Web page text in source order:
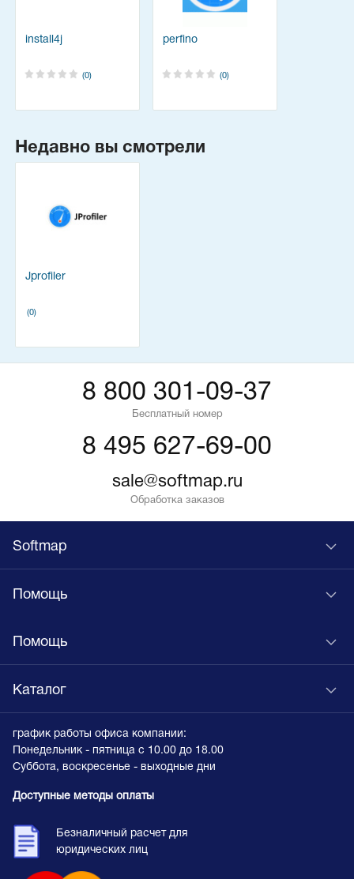
install4j
(0)
perfino
(0)
Недавно вы смотрели
Jprofiler
(0)
8 800 301-09-37
Бесплатный номер
8 495 627-69-00
sale@softmap.ru
Обработка заказов
Softmap
Помощь
Помощь
Каталог
график работы офиса компании:
Понедельник - пятница с 10.00 до 18.00
Суббота, воскресенье - выходные дни
Доступные методы оплаты
Безналичный расчет для
юридических лиц